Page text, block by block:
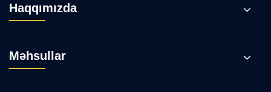
Haqqımızda
Məhsullar